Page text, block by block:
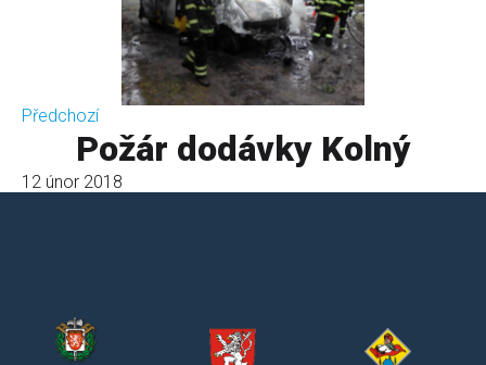
Předchozí
Požár dodávky Kolný
12 únor 2018